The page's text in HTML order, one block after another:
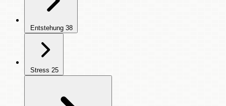
Entstehung 38
Stress 25